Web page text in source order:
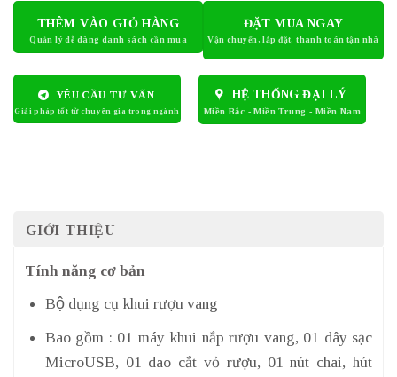
THÊM VÀO GIỎ HÀNG ĐẶT MUA NGAY
YÊU CẦU TƯ VẤN HỆ THỐNG ĐẠI LÝ
GIỚI THIỆU
Tính năng cơ bản
Bộ dụng cụ khui rượu vang
Bao gồm : 01 máy khui nắp rượu vang, 01 dây sạc
MicroUSB, 01 dao cắt vỏ rượu, 01 nút chai, hút